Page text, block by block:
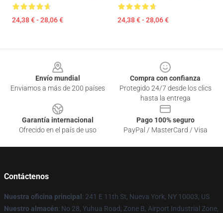
24,38 € - 28,06 € 24,38 € - 28,06 €
Envío mundial
Enviamos a más de 200 países
Compra con confianza
Protegido 24/7 desde los clics
hasta la entrega
Garantía internacional
Ofrecido en el país de uso
Pago 100% seguro
PayPal / MasterCard / Visa
Contáctenos
Nuestra oficina principal : 241 E 11th St, Nueva York, NY 10003, US
Nuestro almacén: No 28, Yuhua Road, Zone B, Airport Industrial Zone,